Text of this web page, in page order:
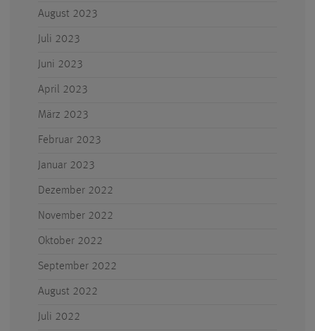
August 2023
Juli 2023
Juni 2023
April 2023
März 2023
Februar 2023
Januar 2023
Dezember 2022
November 2022
Oktober 2022
September 2022
August 2022
Juli 2022